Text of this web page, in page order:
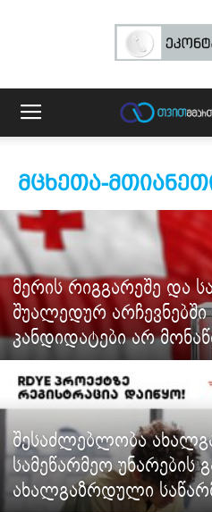
ᲛᲪᲮᲔᲗᲐ-
მერის რიგგარეშე და
შუალედურ
კანდიდატები არ
შესაძლებლობა
სამეწარმეო უნარების
ახალგაზრდული